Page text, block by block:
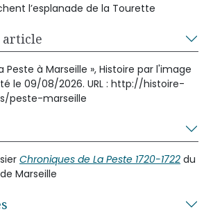
l’esplanade de la Tourette
article
Peste à Marseille », Histoire par l'image
le 09/08/2026. URL : http://histoire-
peste-marseille
Chroniques de La Peste 1720-1722 du
Marseille